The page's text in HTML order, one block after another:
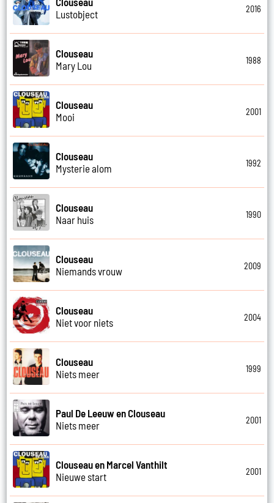
Lustobject
2016
Clouseau
Mary Lou
1988
Clouseau
Mooi
2001
Clouseau
Mysterie alom
1992
Clouseau
Naar huis
1990
Clouseau
Niemands vrouw
2009
Clouseau
Niet voor niets
2004
Clouseau
Niets meer
1999
Paul De Leeuw en Clouseau
Niets meer
2001
Clouseau en Marcel Vanthilt
Nieuwe start
2001